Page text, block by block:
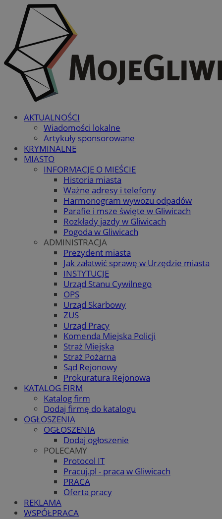
AKTUALNOŚCI
Wiadomości lokalne
Artykuły sponsorowane
KRYMINALNE
MIASTO
INFORMACJE O MIEŚCIE
Historia miasta
Ważne adresy i telefony
Harmonogram wywozu odpadów
Parafie i msze święte w Gliwicach
Rozkłady jazdy w Gliwicach
Pogoda w Gliwicach
ADMINISTRACJA
Prezydent miasta
Jak załatwić sprawę w Urzędzie miasta
INSTYTUCJE
Urząd Stanu Cywilnego
OPS
Urząd Skarbowy
ZUS
Urząd Pracy
Komenda Miejska Policji
Straż Miejska
Straż Pożarna
Sąd Rejonowy
Prokuratura Rejonowa
KATALOG FIRM
Katalog firm
Dodaj firmę do katalogu
OGŁOSZENIA
OGŁOSZENIA
Dodaj ogłoszenie
POLECAMY
Protocol IT
Pracuj.pl - praca w Gliwicach
PRACA
Oferta pracy
REKLAMA
WSPÓŁPRACA